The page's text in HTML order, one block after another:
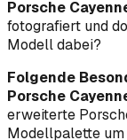
Porsche
fotografiert und
Modell dabei?
Folgende
Porsche
erweiterte
Modellpalette um